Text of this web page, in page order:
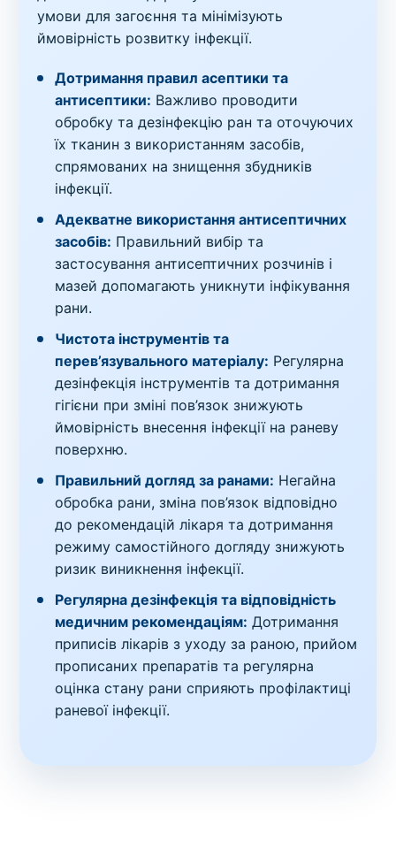
умови для загоєння та мінімізують
ймовірність розвитку інфекції.
Дотримання правил асептики та
антисептики: Важливо проводити
обробку та дезінфекцію ран та оточуючих
їх тканин з використанням засобів,
спрямованих на знищення збудників
інфекції.
Адекватне використання антисептичних
засобів: Правильний вибір та
застосування антисептичних розчинів і
мазей допомагають уникнути інфікування
рани.
Чистота інструментів та
перев’язувального матеріалу: Регулярна
дезінфекція інструментів та дотримання
гігієни при зміні пов’язок знижують
ймовірність внесення інфекції на раневу
поверхню.
Правильний догляд за ранами: Негайна
обробка рани, зміна пов’язок відповідно
до рекомендацій лікаря та дотримання
режиму самостійного догляду знижують
ризик виникнення інфекції.
Регулярна дезінфекція та відповідність
медичним рекомендаціям: Дотримання
приписів лікарів з уходу за раною, прийом
прописаних препаратів та регулярна
оцінка стану рани сприяють профілактиці
раневої інфекції.